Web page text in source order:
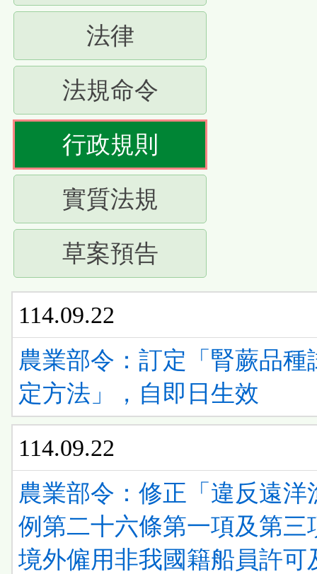
按
下
ENTER
查
看
清
單)
法律(請
按
下
ENTER
查
看
清
單)
法規命令(請
按
查
看
清
行政規則
按
查
清
單)
實質法規
按
ENTER
查
看
清
單)
草案預告(請
按
ENTER
查
看
單)
114.09.22
農業部令：訂定「腎蕨品種
定方法」，自即日生效
114.09.22
農業部令：修正「違反遠洋
例第二十六條第一項及第三
境外僱用非我國籍船員許可